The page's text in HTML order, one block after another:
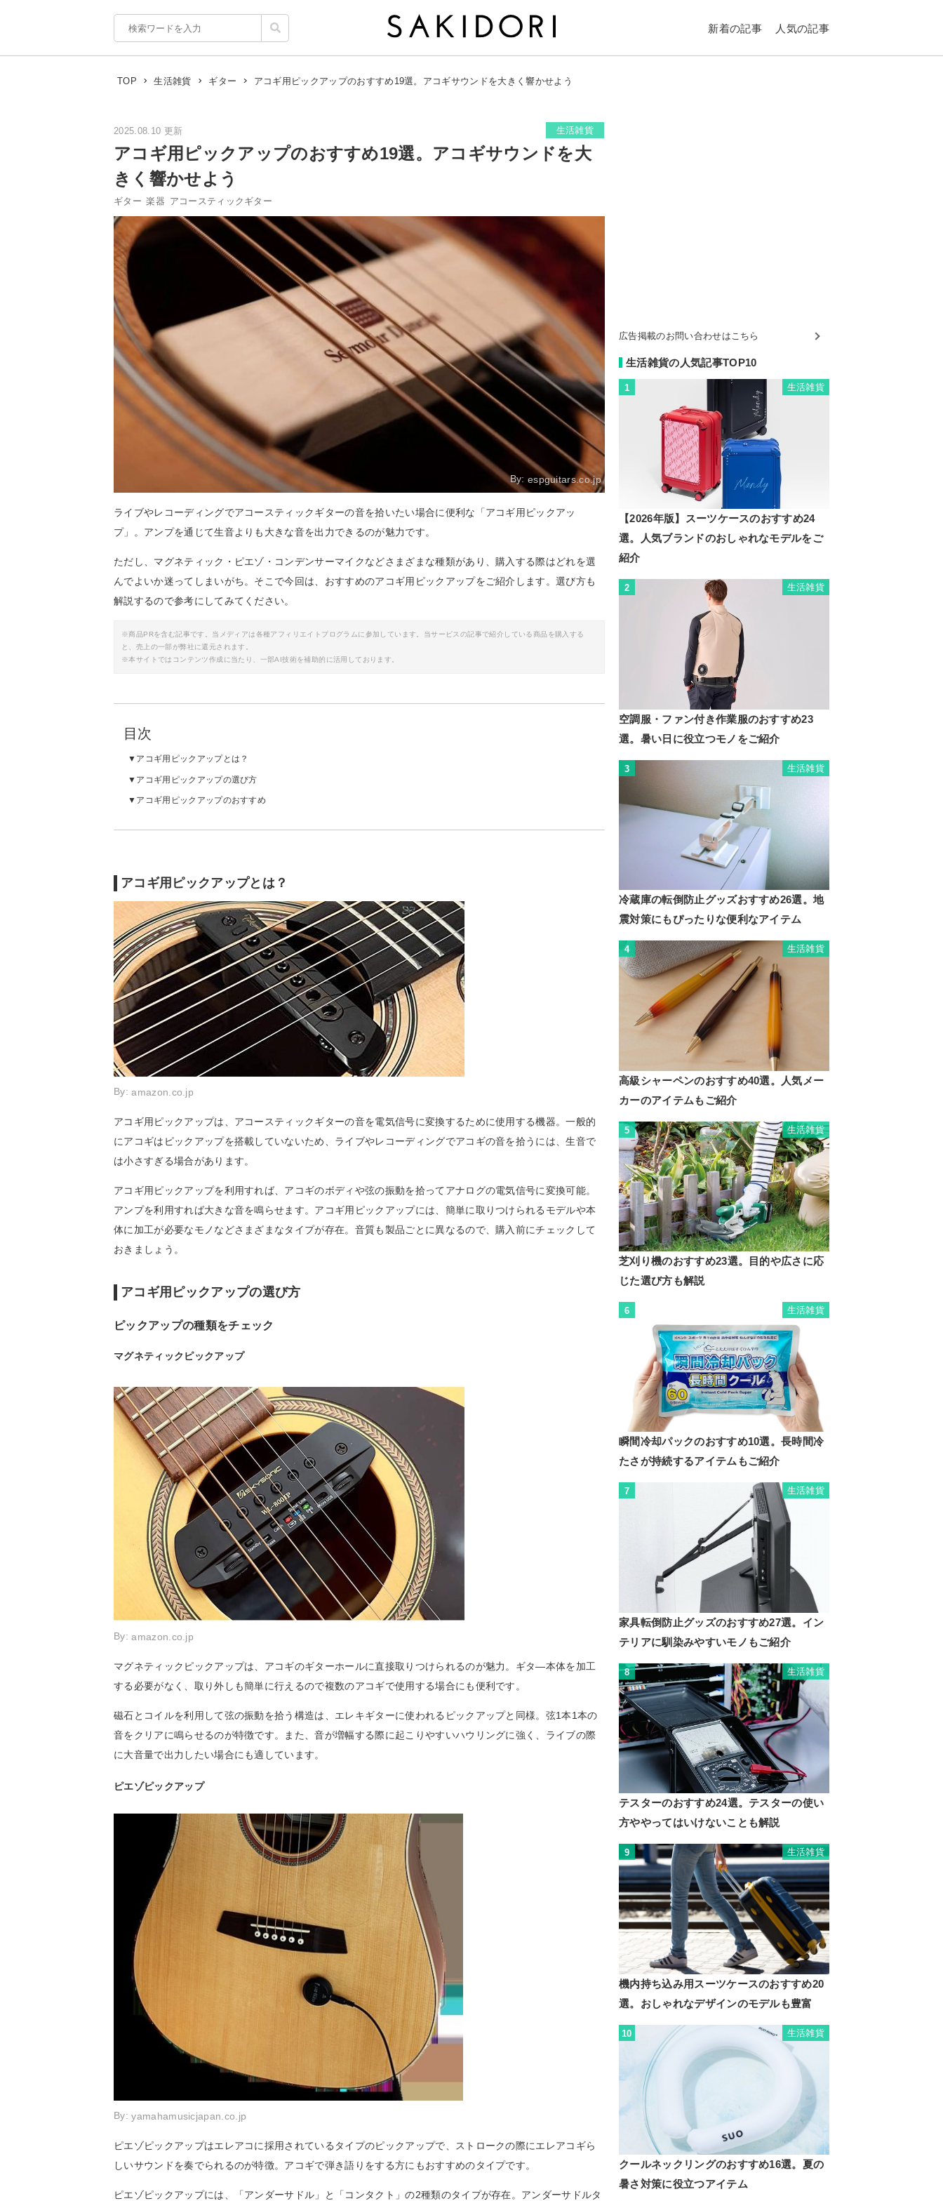
新着の記事 人気の記事
TOP 生活雑貨 ギター アコギ用ピックアップのおすすめ19選。アコギサウンドを大きく響かせよう
2025.08.10 更新 生活雑貨
アコギ用ピックアップのおすすめ19選。アコギサウンドを大
きく響かせよう
ギター 楽器 アコースティックギター
By: espguitars.co.jp
ライブやレコーディングでアコースティックギターの音を拾いたい場合に便利な「アコギ用ピックアッ
プ」。アンプを通じて生音よりも大きな音を出力できるのが魅力です。
ただし、マグネティック・ピエゾ・コンデンサーマイクなどさまざまな種類があり、購入する際はどれを選
んでよいか迷ってしまいがち。そこで今回は、おすすめのアコギ用ピックアップをご紹介します。選び方も
解説するので参考にしてみてください。
※商品PRを含む記事です。当メディアは各種アフィリエイトプログラムに参加しています。当サービスの記事で紹介している商品を購入する
と、売上の一部が弊社に還元されます。
※本サイトではコンテンツ作成に当たり、一部AI技術を補助的に活用しております。
目次
アコギ用ピックアップとは？
アコギ用ピックアップの選び方
アコギ用ピックアップのおすすめ
アコギ用ピックアップとは？
By:amazon.co.jp
アコギ用ピックアップは、アコースティックギターの音を電気信号に変換するために使用する機器。一般的
にアコギはピックアップを搭載していないため、ライブやレコーディングでアコギの音を拾うには、生音で
は小さすぎる場合があります。
アコギ用ピックアップを利用すれば、アコギのボディや弦の振動を拾ってアナログの電気信号に変換可能。
アンプを利用すれば大きな音を鳴らせます。アコギ用ピックアップには、簡単に取りつけられるモデルや本
体に加工が必要なモノなどさまざまなタイプが存在。音質も製品ごとに異なるので、購入前にチェックして
おきましょう。
アコギ用ピックアップの選び方
ピックアップの種類をチェック
マグネティックピックアップ
By:amazon.co.jp
マグネティックピックアップは、アコギのギターホールに直接取りつけられるのが魅力。ギタ―本体を加工
する必要がなく、取り外しも簡単に行えるので複数のアコギで使用する場合にも便利です。
磁石とコイルを利用して弦の振動を拾う構造は、エレキギターに使われるピックアップと同様。弦1本1本の
音をクリアに鳴らせるのが特徴です。また、音が増幅する際に起こりやすいハウリングに強く、ライブの際
に大音量で出力したい場合にも適しています。
ピエゾピックアップ
By:yamahamusicjapan.co.jp
ピエゾピックアップはエレアコに採用されているタイプのピックアップで、ストロークの際にエレアコギら
しいサウンドを奏でられるのが特徴。アコギで弾き語りをする方にもおすすめのタイプです。
ピエゾピックアップには、「アンダーサドル」と「コンタクト」の2種類のタイプが存在。アンダーサドルタ
広告掲載のお問い合わせはこちら
生活雑貨の人気記事TOP10
1 生活雑貨
【2026年版】スーツケースのおすすめ24
選。人気ブランドのおしゃれなモデルをご
紹介
2 生活雑貨
空調服・ファン付き作業服のおすすめ23
選。暑い日に役立つモノをご紹介
3 生活雑貨
冷蔵庫の転倒防止グッズおすすめ26選。地
震対策にもぴったりな便利なアイテム
4 生活雑貨
高級シャーペンのおすすめ40選。人気メー
カーのアイテムもご紹介
5 生活雑貨
芝刈り機のおすすめ23選。目的や広さに応
じた選び方も解説
6 生活雑貨
瞬間冷却パックのおすすめ10選。長時間冷
たさが持続するアイテムもご紹介
7 生活雑貨
家具転倒防止グッズのおすすめ27選。イン
テリアに馴染みやすいモノもご紹介
8 生活雑貨
テスターのおすすめ24選。テスターの使い
方ややってはいけないことも解説
9 生活雑貨
機内持ち込み用スーツケースのおすすめ20
選。おしゃれなデザインのモデルも豊富
10 生活雑貨
クールネックリングのおすすめ16選。夏の
暑さ対策に役立つアイテム